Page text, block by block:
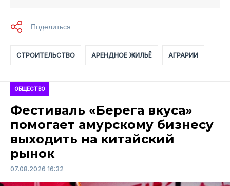
СТРОИТЕЛЬСТВО АРЕНДНОЕ ЖИЛЬЁ АГРАРИИ
ОБЩЕСТВО
Фестиваль «Берега вкуса»
помогает амурскому бизнесу
выходить на китайский
рынок
07.08.2026 16:32